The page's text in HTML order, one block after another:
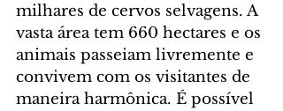
milhares de cervos selvagens. A
vasta área tem 660 hectares e os
animais passeiam livremente e
convivem com os visitantes de
maneira harmônica. É possível